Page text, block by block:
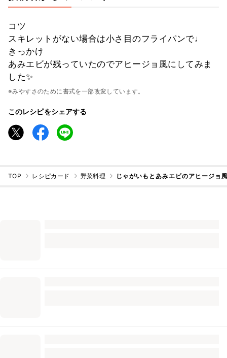
コツ
スキレットがない場合は小さ目のフライパンで♩
きっかけ
あみエビが残っていたのでアヒージョ風にしてみま
した✨
※みやすさのために書式を一部改変しています。
このレシピをシェアする
TOP レシピカード 野菜料理 じゃがいもとあみエビのアヒージョ